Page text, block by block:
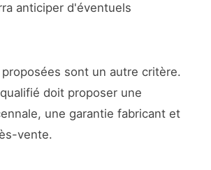
anticiper d'éventuels
proposées sont un autre critère.
doit proposer une
une garantie fabricant et
vente.